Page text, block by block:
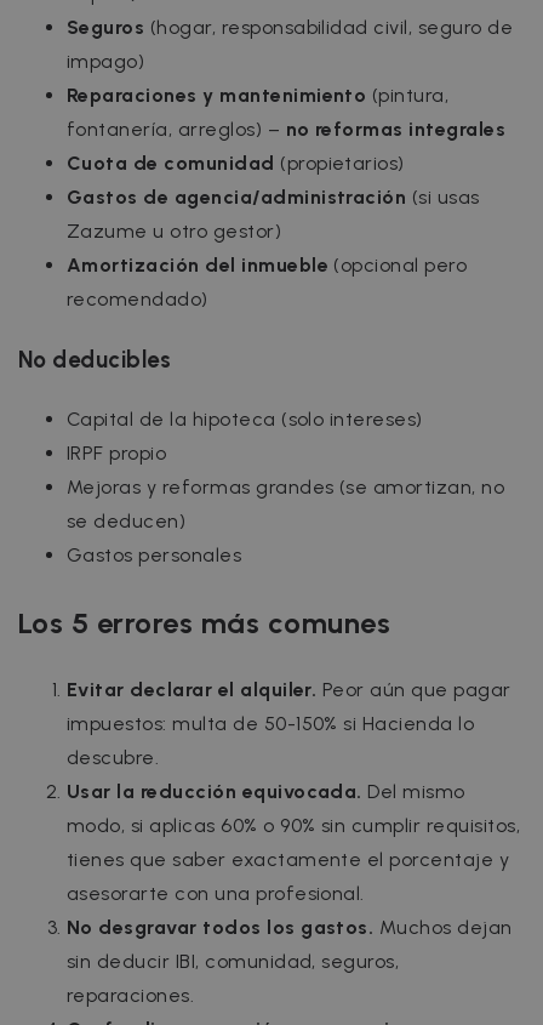
Seguros (hogar, responsabilidad civil, seguro de
impago)
Reparaciones y mantenimiento (pintura,
fontanería, arreglos) – no reformas integrales
Cuota de comunidad (propietarios)
Gastos de agencia/administración (si usas
Zazume u otro gestor)
Amortización del inmueble (opcional pero
recomendado)
No deducibles
Capital de la hipoteca (solo intereses)
IRPF propio
Mejoras y reformas grandes (se amortizan, no
se deducen)
Gastos personales
Los 5 errores más comunes
Evitar declarar el alquiler. Peor aún que pagar
impuestos: multa de 50-150% si Hacienda lo
descubre.
Usar la reducción equivocada. Del mismo
modo, si aplicas 60% o 90% sin cumplir requisitos,
tienes que saber exactamente el porcentaje y
asesorarte con una profesional.
No desgravar todos los gastos. Muchos dejan
sin deducir IBI, comunidad, seguros,
reparaciones.